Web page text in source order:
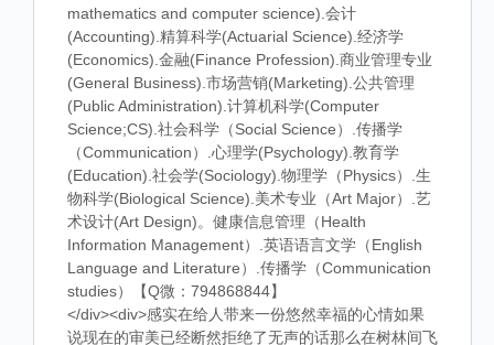
mathematics and computer science).会计
(Accounting).精算科学(Actuarial Science).经济学
(Economics).金融(Finance Profession).商业管理专业
(General Business).市场营销(Marketing).公共管理
(Public Administration).计算机科学(Computer
Science;CS).社会科学（Social Science）.传播学
（Communication）.心理学(Psychology).教育学
(Education).社会学(Sociology).物理学（Physics）.生
物科学(Biological Science).美术专业（Art Major）.艺
术设计(Art Design)。健康信息管理（Health
Information Management）.英语语言文学（English
Language and Literature）.传播学（Communication
studies）【Q微：794868844】
</div><div>感实在给人带来一份悠然幸福的心情如果
说现在的审美已经断然拒绝了无声的话那么在树林间飞